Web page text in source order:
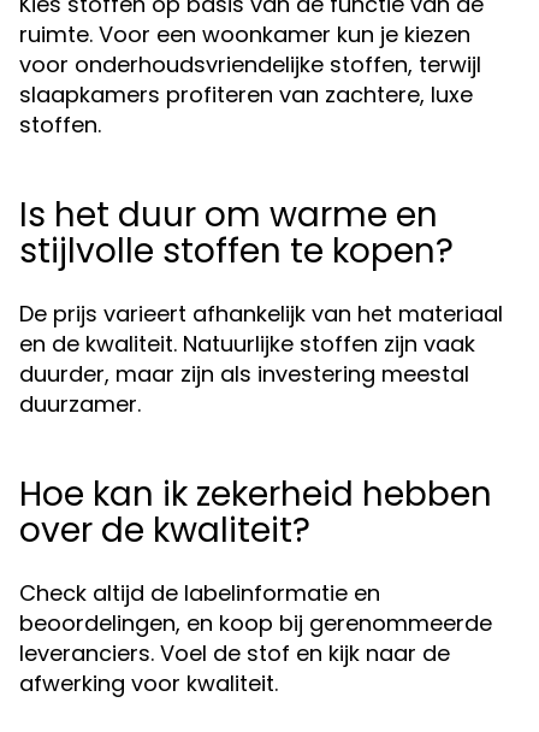
ruimte. Voor een woonkamer kun je kiezen
voor onderhoudsvriendelijke stoffen, terwijl
slaapkamers profiteren van zachtere, luxe
stoffen.
Is het duur om warme en
stijlvolle stoffen te kopen?
De prijs varieert afhankelijk van het materiaal
en de kwaliteit. Natuurlijke stoffen zijn vaak
duurder, maar zijn als investering meestal
duurzamer.
Hoe kan ik zekerheid hebben
over de kwaliteit?
Check altijd de labelinformatie en
beoordelingen, en koop bij gerenommeerde
leveranciers. Voel de stof en kijk naar de
afwerking voor kwaliteit.